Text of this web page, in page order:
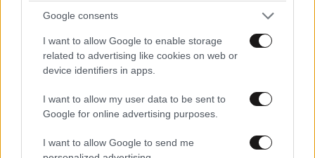
Google consents
I want to allow Google to enable storage
related to advertising like cookies on web or
device identifiers in apps.
I want to allow my user data to be sent to
Google for online advertising purposes.
I want to allow Google to send me